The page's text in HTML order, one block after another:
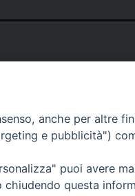
anche per altre
e pubblicità")
puoi avere
questa